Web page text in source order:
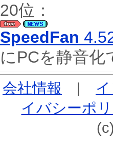
20位：
SpeedFan
にPCを静音
会社情報 |
イバシーポ
(c)